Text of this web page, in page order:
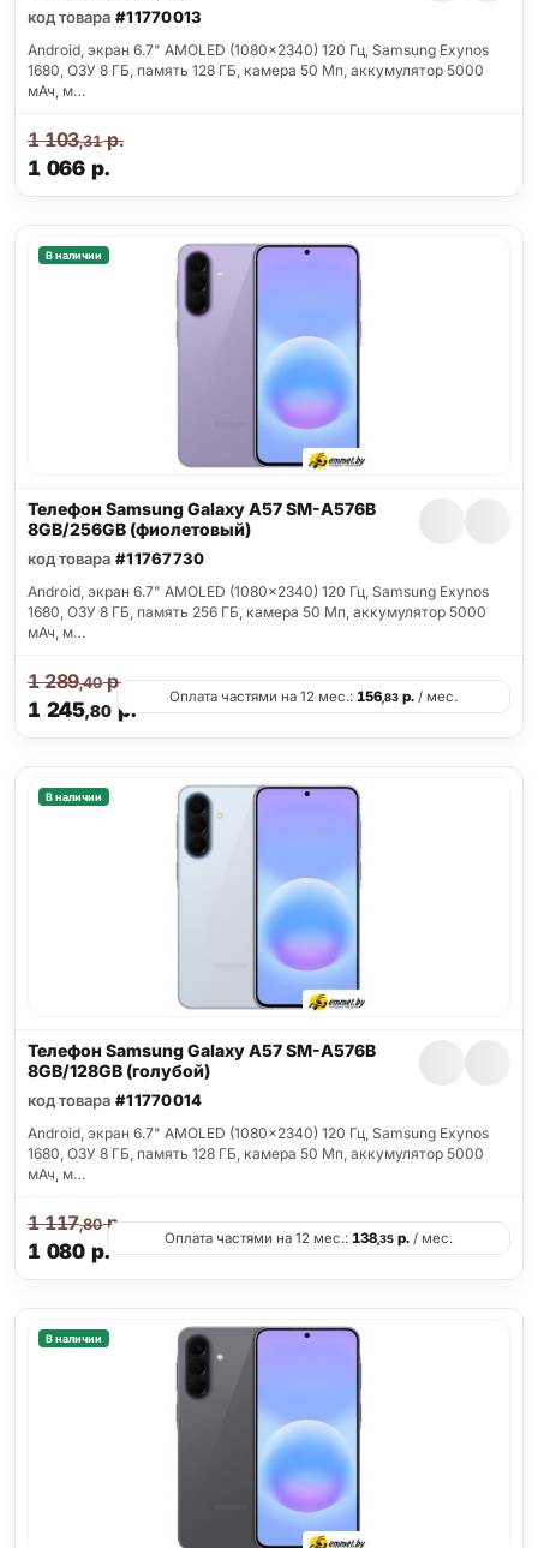
код товара #11770013
Android, экран 6.7" AMOLED (1080x2340) 120 Гц, Samsung Exynos
1680, ОЗУ 8 ГБ, память 128 ГБ, камера 50 Мп, аккумулятор 5000
мАч, м…
1 066 р.
1 103,31р.
В наличии
Телефон Samsung Galaxy A57 SM-A576B
8GB/256GB (фиолетовый)
код товара #11767730
Android, экран 6.7" AMOLED (1080x2340) 120 Гц, Samsung Exynos
1680, ОЗУ 8 ГБ, память 256 ГБ, камера 50 Мп, аккумулятор 5000
мАч, м…
1 245,80 р.
1 289,40р.
Оплата частями на 12 мес.: 156,83р./ мес.
В наличии
Телефон Samsung Galaxy A57 SM-A576B
8GB/128GB (голубой)
код товара #11770014
Android, экран 6.7" AMOLED (1080x2340) 120 Гц, Samsung Exynos
1680, ОЗУ 8 ГБ, память 128 ГБ, камера 50 Мп, аккумулятор 5000
мАч, м…
1 080 р.
1 117,80р.
Оплата частями на 12 мес.: 138,35 р. / мес.
В наличии